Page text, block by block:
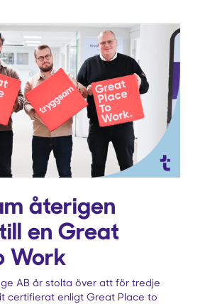
återigen
en Great
Work
AB är stolta över att för tredje
certifierat enligt Great Place to